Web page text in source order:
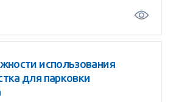
использования
для парковки